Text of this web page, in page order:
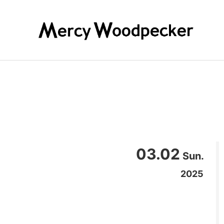
03.02 Sun.
2025